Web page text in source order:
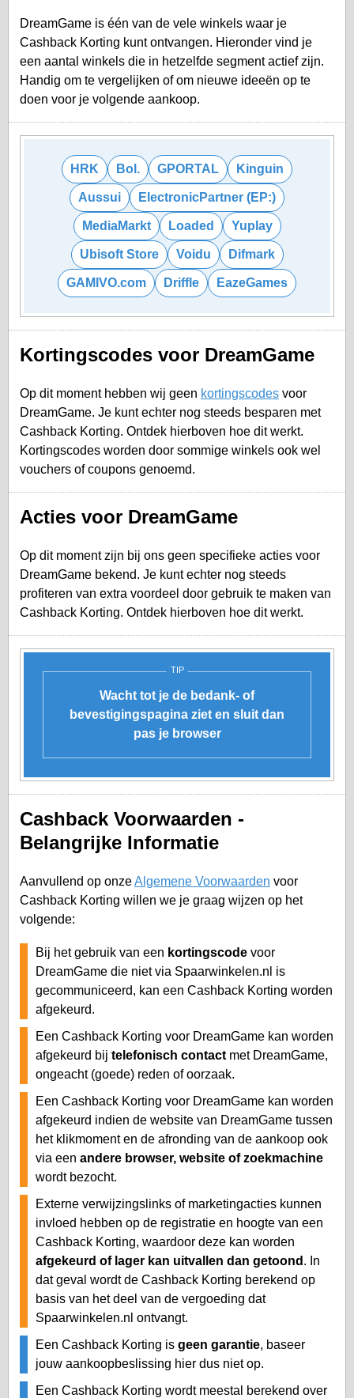
DreamGame is één van de vele winkels waar je
Cashback Korting kunt ontvangen. Hieronder vind je
een aantal winkels die in hetzelfde segment actief zijn.
Handig om te vergelijken of om nieuwe ideeën op te
doen voor je volgende aankoop.
HRK Bol. GPORTAL Kinguin
Aussui ElectronicPartner (EP:)
MediaMarkt Loaded Yuplay
Ubisoft Store Voidu Difmark
GAMIVO.com Driffle EazeGames
Kortingscodes voor DreamGame
Op dit moment hebben wij geen kortingscodes voor
DreamGame. Je kunt echter nog steeds besparen met
Cashback Korting. Ontdek hierboven hoe dit werkt.
Kortingscodes worden door sommige winkels ook wel
vouchers of coupons genoemd.
Acties voor DreamGame
Op dit moment zijn bij ons geen specifieke acties voor
DreamGame bekend. Je kunt echter nog steeds
profiteren van extra voordeel door gebruik te maken van
Cashback Korting. Ontdek hierboven hoe dit werkt.
TIP
Wacht tot je de bedank- of
bevestigingspagina ziet en sluit dan
pas je browser
Cashback Voorwaarden -
Belangrijke Informatie
Aanvullend op onzeAlgemene Voorwaarden voor
Cashback Korting willen we je graag wijzen op het
volgende:
Bij het gebruik van een kortingscode voor
DreamGame die niet via Spaarwinkelen.nl is
gecommuniceerd, kan een Cashback Korting worden
afgekeurd.
Een Cashback Korting voor DreamGame kan worden
afgekeurd bij telefonisch contact met DreamGame,
ongeacht (goede) reden of oorzaak.
Een Cashback Korting voor DreamGame kan worden
afgekeurd indien de website van DreamGame tussen
het klikmoment en de afronding van de aankoop ook
via een andere browser, website of zoekmachine
wordt bezocht.
Externe verwijzingslinks of marketingacties kunnen
invloed hebben op de registratie en hoogte van een
Cashback Korting, waardoor deze kan worden
afgekeurd of lager kan uitvallen dan getoond . In
dat geval wordt de Cashback Korting berekend op
basis van het deel van de vergoeding dat
Spaarwinkelen.nl ontvangt.
Een Cashback Korting is geen garantie, baseer
jouw aankoopbeslissing hier dus niet op.
Een Cashback Korting wordt meestal berekend over